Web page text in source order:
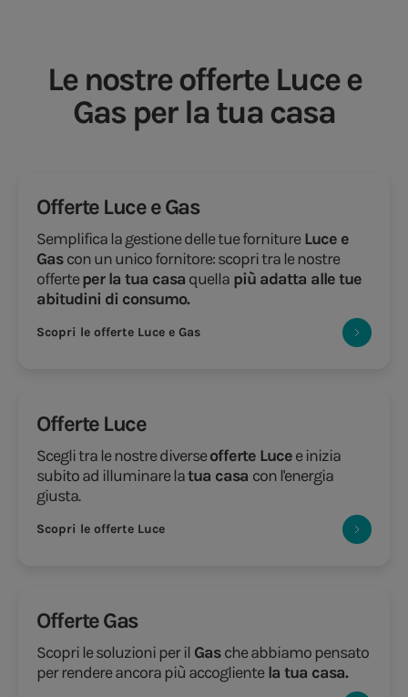
Le nostre offerte Luce e
Gas per la tua casa
Offerte Luce e Gas
Semplifica la gestione delle tue fornitureLuce e
Gascon un unico fornitore: scopri tra le nostre
offerteper la tua casa quella più adatta alle tue
abitudini di consumo.
Scopri le offerte Luce e Gas
Offerte Luce
Scegli tra le nostre diverseofferte Lucee inizia
subito ad illuminare latua casa con l'energia
giusta.
Scopri le offerte Luce
Offerte Gas
Scopri le soluzioni per il Gasche abbiamo pensato
per rendere ancora più accoglientela tua casa.